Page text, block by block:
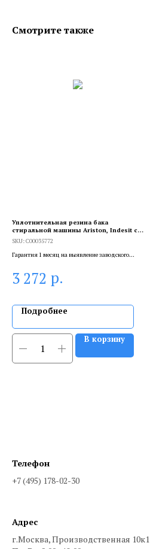
Смотрите также
Уплотнительная резина бака
стиральной машины Ariston, Indesit с
сушкой, C00035772
SKU:C00035772
Гарантия 1 месяц на выявление заводского
сертифицированный специалист.
3 272 р.
Подробнее
В корзину
Телефон
+7 (495) 178-02-30
Адрес
г.Москва, Производственная 10к1